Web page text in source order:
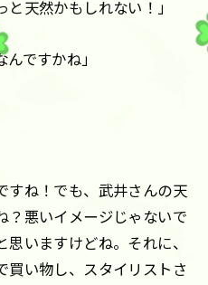
天然かもしれない！」
ですかね」
すね！でも、武井さんの天
？悪いイメージじゃないで
いますけどね。それに、
買い物し、スタイリストさ